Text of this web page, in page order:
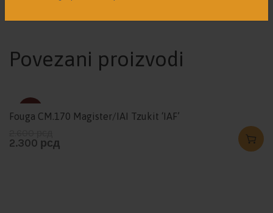
Povezani proizvodi
-12%
Fouga CM.170 Magister/IAI Tzukit ‘IAF’
2.300 рсд